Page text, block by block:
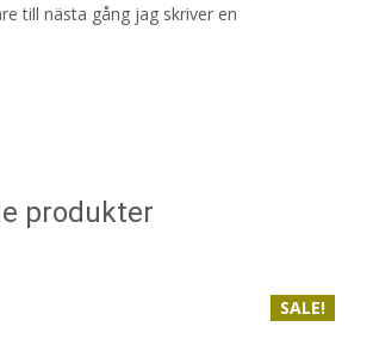
till nästa gång jag skriver en
produkter
SALE!